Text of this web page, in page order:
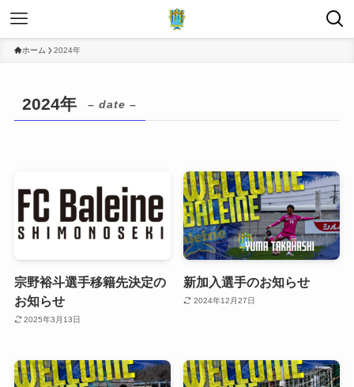
ホーム 2024年
2024年 – date –
宗野裕斗選手移籍先決定の
お知らせ
2025年3月13日
新加入選手のお知らせ
2024年12月27日